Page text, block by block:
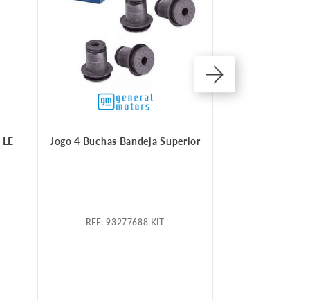
Jogo 4 Buchas Bandeja Superior
:93277688 KIT